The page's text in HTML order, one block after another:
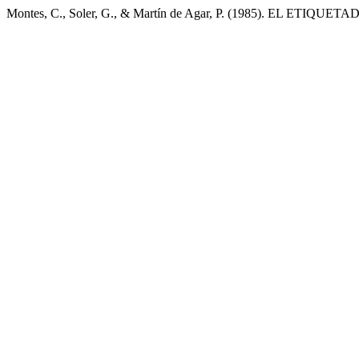
Montes, C., Soler, G., & Martín de Agar, P. (1985). EL